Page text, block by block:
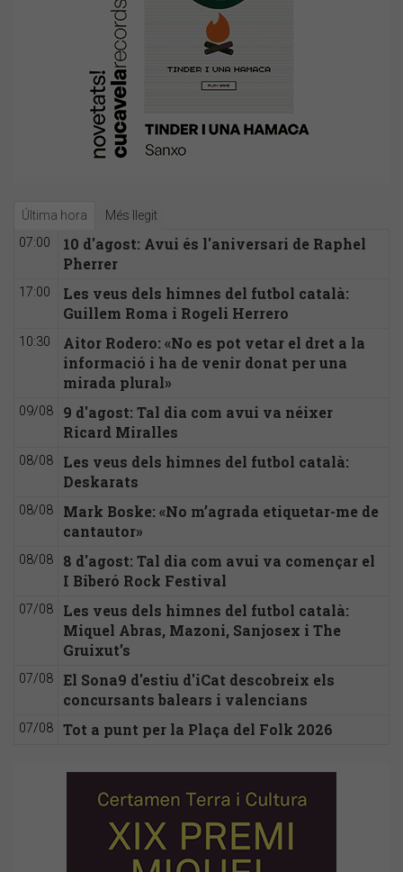
Última hora Més llegit
07:00
10 d'agost: Avui és l'aniversari de Raphel
Pherrer
17:00
Les veus dels himnes del futbol català:
Guillem Roma i Rogeli Herrero
10:30
Aitor Rodero: «No es pot vetar el dret a la
informació i ha de venir donat per una
mirada plural»
09/08
9 d'agost: Tal dia com avui va néixer
Ricard Miralles
08/08
Les veus dels himnes del futbol català:
Deskarats
08/08
Mark Boske: «No m’agrada etiquetar-me de
cantautor»
08/08
8 d'agost: Tal dia com avui va començar el
I Biberó Rock Festival
07/08
Les veus dels himnes del futbol català:
Miquel Abras, Mazoni, Sanjosex i The
Gruixut’s
07/08
El Sona9 d'estiu d'iCat descobreix els
concursants balears i valencians
07/08 Tot a punt per la Plaça del Folk 2026